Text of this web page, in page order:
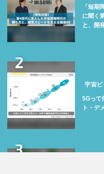
「短期
に聞く
と、開
2
宇宙
5Gって
ト・デ
3
トピッ